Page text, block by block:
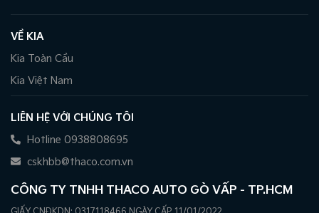
VỀ KIA
Kia Toàn Cầu
Kia Việt Nam
LIÊN HỆ VỚI CHÚNG TÔI
Hotline 0938808695
cskhbb@thaco.com.vn
CÔNG TY TNHH THACO AUTO GÒ VẤP - TP.HCM